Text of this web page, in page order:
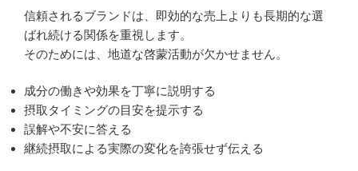
信頼されるブランドは、即効的な売上よりも長期的な選
ばれ続ける関係を重視します。
そのためには、地道な啓蒙活動が欠かせません。
成分の働きや効果を丁寧に説明する
摂取タイミングの目安を提示する
誤解や不安に答える
継続摂取による実際の変化を誇張せず伝える